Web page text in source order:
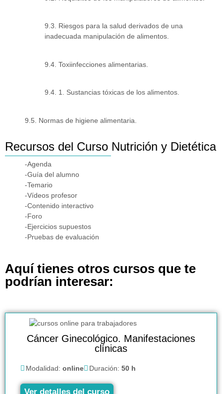
9.3. Riesgos para la salud derivados de una
inadecuada manipulación de alimentos.
9.4. Toxiinfecciones alimentarias.
9.4. 1. Sustancias tóxicas de los alimentos.
9.5. Normas de higiene alimentaria.
Recursos del Curso Nutrición y Dietética
-Agenda
-Guía del alumno
-Temario
-Vídeos profesor
-Contenido interactivo
-Foro
-Ejercicios supuestos
-Pruebas de evaluación
Aquí tienes otros cursos que te
podrían interesar:
Cáncer Ginecológico. Manifestaciones
clínicas
Modalidad: online Duración: 50 h
Ver detalles del curso